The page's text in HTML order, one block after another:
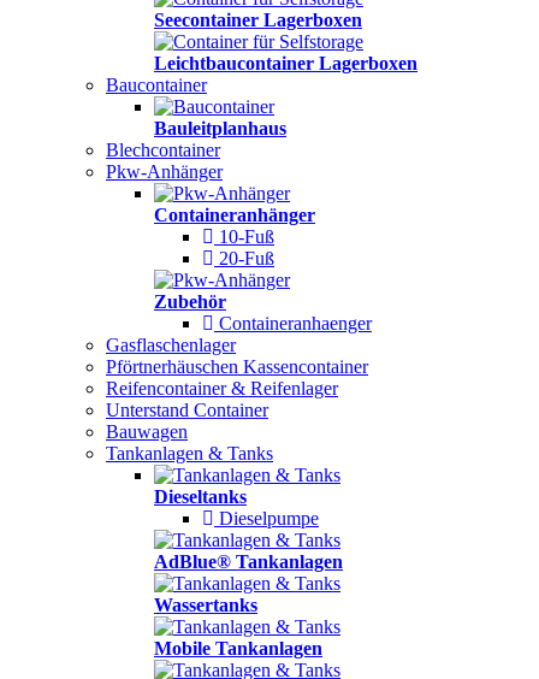
Seecontainer Lagerboxen
Leichtbaucontainer Lagerboxen
Baucontainer
Bauleitplanhaus
Blechcontainer
Pkw-Anhänger
Containeranhänger
10-Fuß
20-Fuß
Zubehör
Containeranhaenger
Gasflaschenlager
Pförtnerhäuschen Kassencontainer
Reifencontainer & Reifenlager
Unterstand Container
Bauwagen
Tankanlagen & Tanks
Dieseltanks
Dieselpumpe
AdBlue® Tankanlagen
Wassertanks
Mobile Tankanlagen